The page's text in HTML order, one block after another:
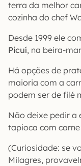
terra da melhor
cozinha do chef
Desde 1999 ele
Picuí, na beira-
Há opções de
maioria com a
podem ser de filé
Não deixe pedir a
tapioca com
(Curiosidade: se
Milagres,